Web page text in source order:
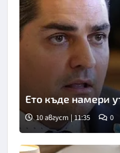
Ето къде намери
10 август | 11:35 0